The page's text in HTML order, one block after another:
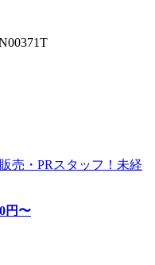
売・PRスタッフ！未経
円〜